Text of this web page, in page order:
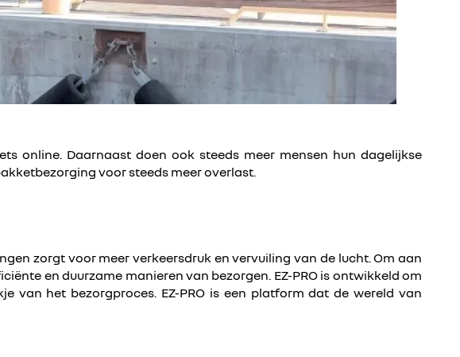
online. Daarnaast doen ook steeds meer mensen hun dagelijkse
voor steeds meer overlast.
zorgt voor meer verkeersdruk en vervuiling van de lucht. Om aan
en duurzame manieren van bezorgen. EZ-PRO is ontwikkeld om
van het bezorgproces. EZ-PRO is een platform dat de wereld van